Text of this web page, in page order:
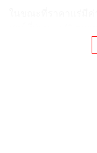
แล้วราว 0.7% เช่น
มีนาคมที่ผ่านมา เป็